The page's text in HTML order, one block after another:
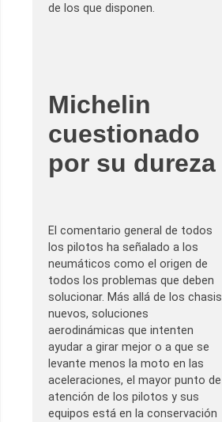
de los que disponen.
Michelin
cuestionado
por su dureza
El comentario general de todos
los pilotos ha señalado a los
neumáticos como el origen de
todos los problemas que deben
solucionar. Más allá de los chasis
nuevos, soluciones
aerodinámicas que intenten
ayudar a girar mejor o a que se
levante menos la moto en las
aceleraciones, el mayor punto de
atención de los pilotos y sus
equipos está en la conservación